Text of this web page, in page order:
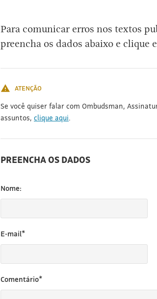
Para comunicar erros nos textos
preencha os dados abaixo e clique
ATENÇÃO
Se você quiser falar com Ombudsman,
assuntos, clique aqui.
PREENCHA OS DADOS
Nome:
E-mail*
Comentário*